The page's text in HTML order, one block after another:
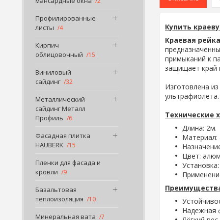
Профилированные
листы
4
Кирпич
облицовочный
15
Виниловый
сайдинг
32
Металлический
сайдинг Металл
Профиль
6
Фасадная плитка
HAUBERK
15
Пленки для фасада и
кровли
9
Базальтовая
теплоизоляция
10
Минеральная вата 7
Купить
Краевая рейка
примыканий к
защищает край
Изготовлена из
Технические
Длина: 2м.
Материал:
Цвет:
Надежная